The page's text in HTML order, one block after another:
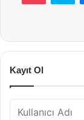
Kayıt Ol